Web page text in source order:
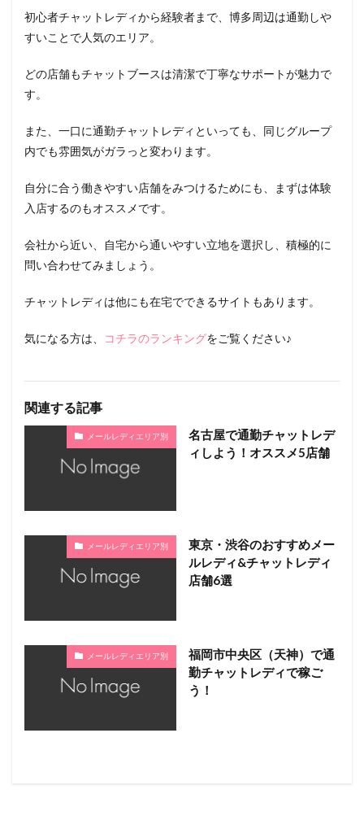
初心者チャットレディから経験者まで、博多周辺は通勤しや
すいことで人気のエリア。
どの店舗もチャットブースは清潔で丁寧なサポートが魅力で
す。
また、一口に通勤チャットレディといっても、同じグループ
内でも雰囲気がガラっと変わります。
自分に合う働きやすい店舗をみつけるためにも、まずは体験
入店するのもオススメです。
会社から近い、自宅から通いやすい立地を選択し、積極的に
問い合わせてみましょう。
チャットレディは他にも在宅でできるサイトもあります。
気になる方は、 コチラのランキングをご覧ください♪
関連する記事
メールレディエリア別
名古屋で通勤チャットレデ
ィしよう！オススメ5店舗
メールレディエリア別
東京・渋谷のおすすめメー
ルレディ&チャットレディ
店舗6選
メールレディエリア別
福岡市中央区（天神）で通
勤チャットレディで稼ご
う！